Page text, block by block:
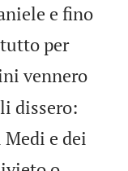
e fino
per
vennero
dissero:
Medi e dei